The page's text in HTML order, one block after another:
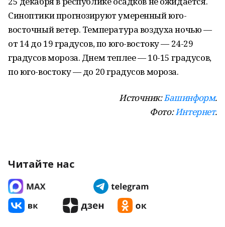
Синоптики прогнозируют умеренный юго-
восточный ветер. Температура воздуха ночью —
от 14 до 19 градусов, по юго-востоку — 24-29
градусов мороза. Днем теплее — 10-15 градусов,
по юго-востоку — до 20 градусов мороза.
Источник:Башинформ.
Фото:Интернет.
Читайте нас